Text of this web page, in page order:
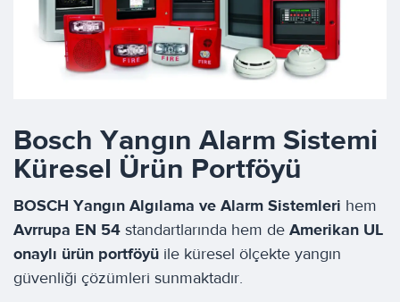
Bosch Yangın Alarm Sistemi
Küresel Ürün Portföyü
BOSCH Yangın Algılama ve Alarm Sistemleri hem
Avrrupa EN 54 standartlarında hem de Amerikan UL
onaylı ürün portföyü ile küresel ölçekte yangın
güvenliği çözümleri sunmaktadır.